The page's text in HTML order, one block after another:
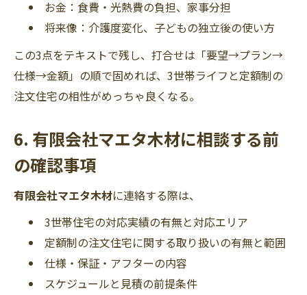
お金：食費・光熱費の負担、家事分担
将来像：介護度変化、子どもの独立後の使い方
この3点をテキストで残し、打合せは「要望→プラン→
仕様→金額」の順で固めれば、3世帯ライフと定額制の
注文住宅の相性がめっちゃ良くなる。
6. 有限会社マエタ木材に相談する前
の確認事項
有限会社マエタ木材に連絡する際は、
3世帯住宅の対応実績の有無と対応エリア
定額制の注文住宅に関する取り扱いの有無と範囲
仕様・保証・アフターの内容
スケジュールと見積の前提条件